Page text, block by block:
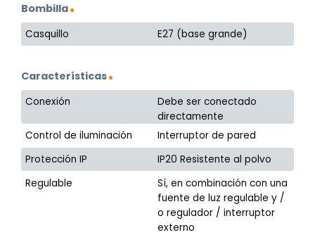
Bombilla
Casquillo E27 (base grande)
Características
Conexión
Debe ser conectado
directamente
Control de iluminación
Interruptor de pared
Protección IP
IP20 Resistente al polvo
Regulable
Sí, en combinación con una
fuente de luz regulable y /
o regulador / interruptor
externo